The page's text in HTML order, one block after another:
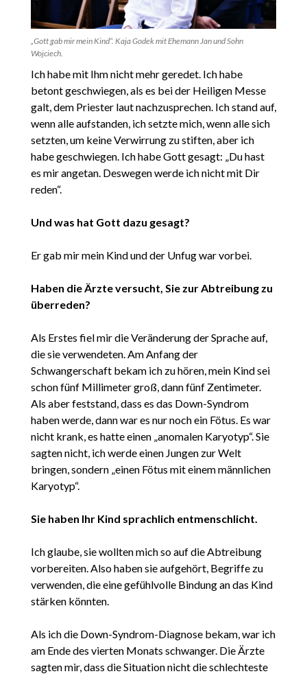
„Gott gab mir mein Kind“. Kaja Godek mit Ehemann Jan und Sohn
Wojciech.
Ich habe mit Ihm nicht mehr geredet. Ich habe
betont geschwiegen, als es bei der Heiligen Messe
galt, dem Priester laut nachzusprechen. Ich stand auf,
wenn alle aufstanden, ich setzte mich, wenn alle sich
setzten, um keine Verwirrung zu stiften, aber ich
habe geschwiegen. Ich habe Gott gesagt: „Du hast
es mir angetan. Deswegen werde ich nicht mit Dir
reden“.
Und was hat Gott dazu gesagt?
Er gab mir mein Kind und der Unfug war vorbei.
Haben die Ärzte versucht, Sie zur Abtreibung zu
überreden?
Als Erstes fiel mir die Veränderung der Sprache auf,
die sie verwendeten. Am Anfang der
Schwangerschaft bekam ich zu hören, mein Kind sei
schon fünf Millimeter groß, dann fünf Zentimeter.
Als aber feststand, dass es das Down-Syndrom
haben werde, dann war es nur noch ein Fötus. Es war
nicht krank, es hatte einen „anomalen Karyotyp“. Sie
sagten nicht, ich werde einen Jungen zur Welt
bringen, sondern „einen Fötus mit einem männlichen
Karyotyp“.
Sie haben Ihr Kind sprachlich entmenschlicht.
Ich glaube, sie wollten mich so auf die Abtreibung
vorbereiten. Also haben sie aufgehört, Begriffe zu
verwenden, die eine gefühlvolle Bindung an das Kind
stärken könnten.
Als ich die Down-Syndrom-Diagnose bekam, war ich
am Ende des vierten Monats schwanger. Die Ärzte
sagten mir, dass die Situation nicht die schlechteste